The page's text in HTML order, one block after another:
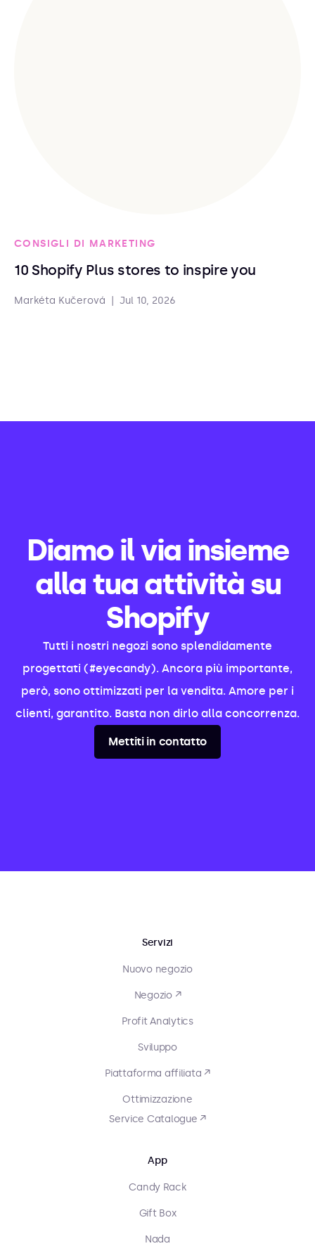
CONSIGLI DI MARKETING
10 Shopify Plus stores to inspire you
Markéta Kučerová Jul 10, 2026
Diamo il via insieme
alla tua attività su
Shopify
Tutti i nostri negozi sono splendidamente
progettati (#eyecandy). Ancora più importante,
però, sono ottimizzati per la vendita. Amore per i
clienti, garantito. Basta non dirlo alla concorrenza.
Mettiti in contatto
Servizi
Nuovo negozio
Negozio ↗
Profit Analytics
Sviluppo
Piattaforma affiliata ↗
Ottimizzazione
Service Catalogue ↗
App
Candy Rack
Gift Box
Nada